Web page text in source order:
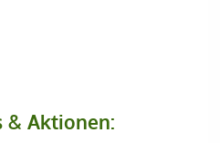
& Aktionen: